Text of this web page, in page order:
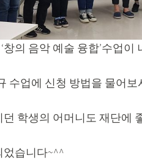
의 음악 예술 융합’수업이
수업에 신청 방법을 물어보
학생의 어머니도 재단에
었습니다~^^